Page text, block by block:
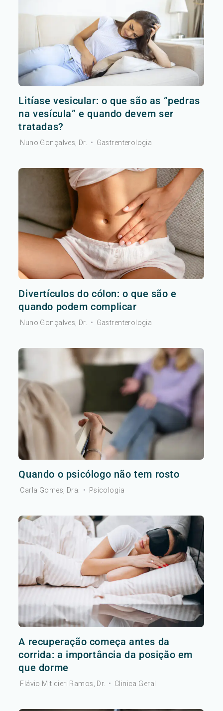
Litíase vesicular: o que são as “pedras
na vesícula” e quando devem ser
tratadas?
Nuno Gonçalves, Dr. • Gastrenterologia
Divertículos do cólon: o que são e
quando podem complicar
Nuno Gonçalves, Dr. • Gastrenterologia
Quando o psicólogo não tem rosto
Carla Gomes, Dra. • Psicologia
A recuperação começa antes da
corrida: a importância da posição em
que dorme
Flávio Mitidieri Ramos, Dr. • Clinica Geral